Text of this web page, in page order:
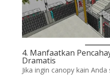
4. Manfaatkan
Dramatis
Jika ingin canopy kain